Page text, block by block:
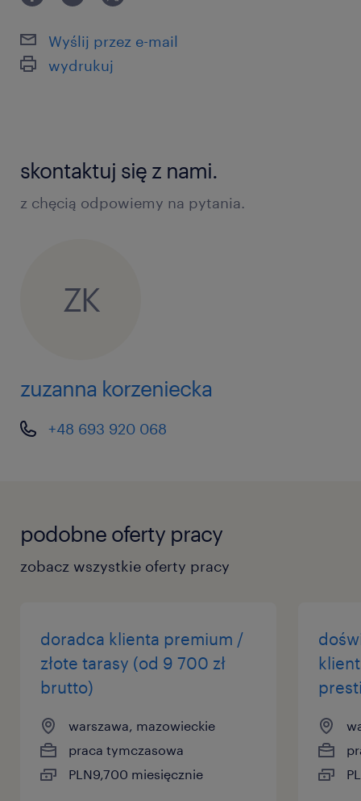
Wyślij przez e-mail
wydrukuj
skontaktuj się z nami.
z chęcią odpowiemy na pytania.
ZK
zuzanna korzeniecka
+48 693 920 068
podobne oferty pracy
zobacz wszystkie oferty pracy
doradca klienta premium /
złote tarasy (od 9 700 zł
brutto)
warszawa, mazowieckie
praca tymczasowa
PLN9,700 miesięcznie